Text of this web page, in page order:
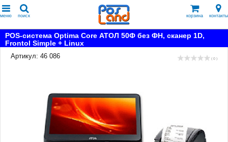
меню поиск корзина контакты
POS-система Optima Core АТОЛ 50Ф без ФН, сканер 1D,
Frontol Simple + Linux
Артикул: 46 086
( 0 )